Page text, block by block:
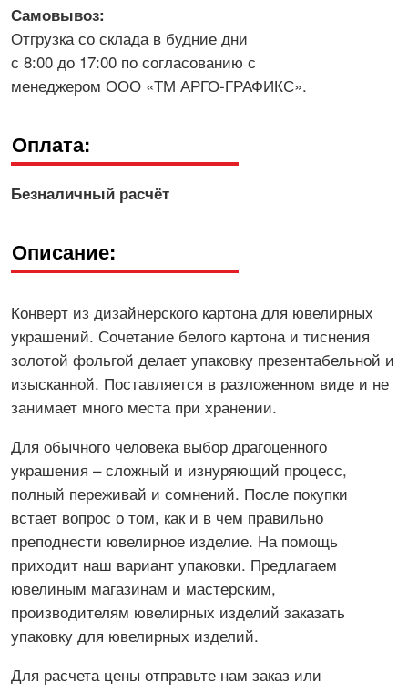
Самовывоз:
Отгрузка со склада в будние дни
с 8:00 до 17:00 по согласованию с
менеджером ООО «ТМ АРГО-ГРАФИКС».
Оплата:
Безналичный расчёт
Описание:
Конверт из дизайнерского картона для ювелирных
украшений. Сочетание белого картона и тиснения
золотой фольгой делает упаковку презентабельной и
изысканной. Поставляется в разложенном виде и не
занимает много места при хранении.
Для обычного человека выбор драгоценного
украшения – сложный и изнуряющий процесс,
полный переживай и сомнений. После покупки
встает вопрос о том, как и в чем правильно
преподнести ювелирное изделие. На помощь
приходит наш вариант упаковки. Предлагаем
ювелиным магазинам и мастерским,
производителям ювелирных изделий заказать
упаковку для ювелирных изделий.
Для расчета цены отправьте нам заказ или